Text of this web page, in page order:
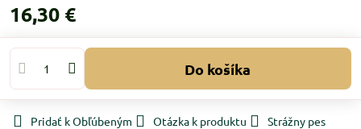
16,30 €
Do košíka
Pridať k Obľúbeným Otázka k produktu
Strážny pes